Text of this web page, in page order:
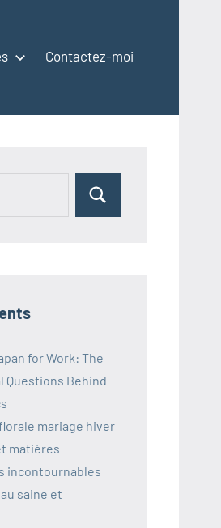
Contactez-moi
Rechercher
for Work: The
Questions Behind
mariage hiver
matières
incontournables
saine et